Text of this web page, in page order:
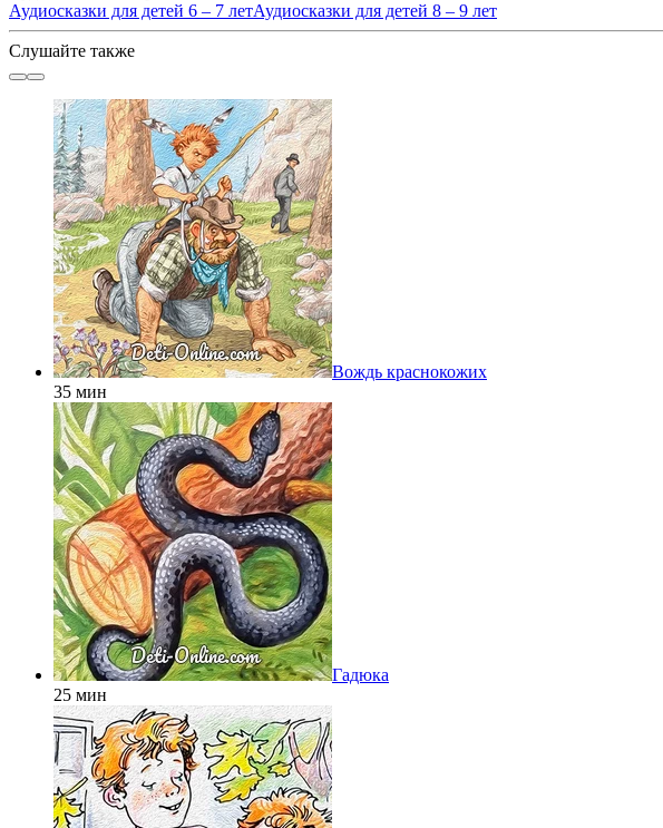
Аудиосказки для детей 6 – 7 летАудиосказки для детей 8 – 9 лет
Слушайте также
Вождь краснокожих
35 мин
Гадюка
25 мин